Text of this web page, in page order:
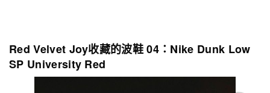
Red Velvet Joy收藏的波鞋 04： Nike Dunk Low
SP University Red